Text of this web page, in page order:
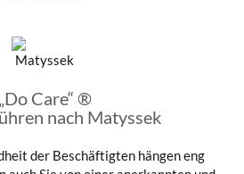
„Do Care“ ®
nach Matyssek
der Beschäftigten hängen eng